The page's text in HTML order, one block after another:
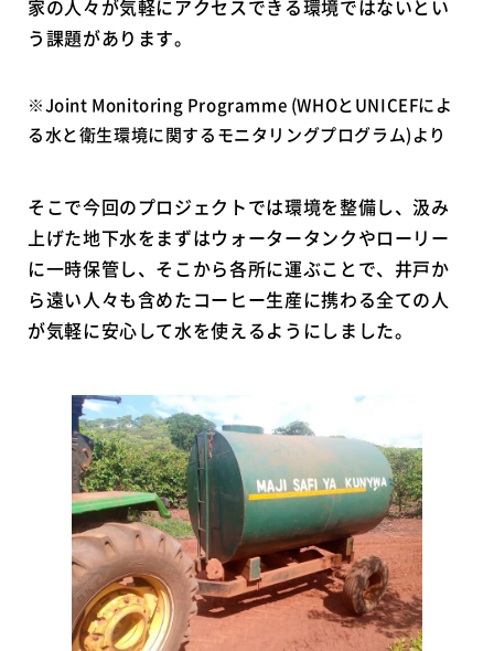
家の人々が気軽にアクセスできる環境ではないとい
う課題があります。
※Joint Monitoring Programme (WHOとUNICEFによ
る水と衛生環境に関するモニタリングプログラム)より
そこで今回のプロジェクトでは環境を整備し、汲み
上げた地下水をまずはウォータータンクやローリー
に一時保管し、そこから各所に運ぶことで、井戸か
ら遠い人々も含めたコーヒー生産に携わる全ての人
が気軽に安心して水を使えるようにしました。